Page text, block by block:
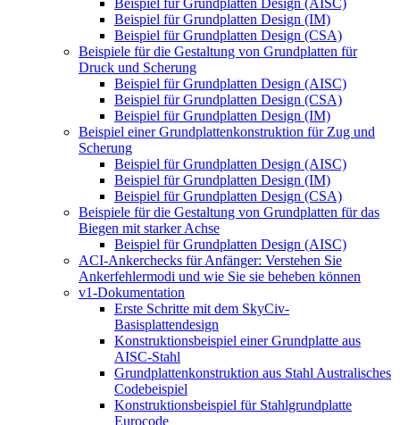
Beispiel für Grundplatten Design (AISC)
Beispiel für Grundplatten Design (IM)
Beispiel für Grundplatten Design (CSA)
Beispiele für die Gestaltung von Grundplatten für
Druck und Scherung
Beispiel für Grundplatten Design (AISC)
Beispiel für Grundplatten Design (CSA)
Beispiel für Grundplatten Design (IM)
Beispiel einer Grundplattenkonstruktion für Zug und
Scherung
Beispiel für Grundplatten Design (AISC)
Beispiel für Grundplatten Design (IM)
Beispiel für Grundplatten Design (CSA)
Beispiele für die Gestaltung von Grundplatten für das
Biegen mit starker Achse
Beispiel für Grundplatten Design (AISC)
ACI-Ankerchecks für Anfänger: Verstehen Sie
Ankerfehlermodi und wie Sie sie beheben können
v1-Dokumentation
Erste Schritte mit dem SkyCiv-
Basisplattendesign
Konstruktionsbeispiel einer Grundplatte aus
AISC-Stahl
Grundplattenkonstruktion aus Stahl Australisches
Codebeispiel
Konstruktionsbeispiel für Stahlgrundplatte
Eurocode